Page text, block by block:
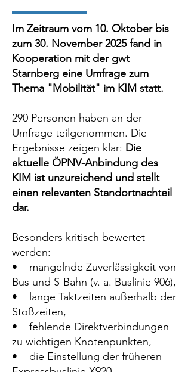
Im Zeitraum vom 10. Oktober bis
zum 30. November 2025 fand in
Kooperation mit der gwt
Starnberg eine Umfrage zum
Thema "Mobilität" im KIM statt.
290 Personen haben an der
Umfrage teilgenommen. Die
Ergebnisse zeigen klar: Die
aktuelle ÖPNV-Anbindung des
KIM ist unzureichend und stellt
einen relevanten Standortnachteil
dar.
Besonders kritisch bewertet
werden:
• mangelnde Zuverlässigkeit von
Bus und S-Bahn (v. a. Buslinie 906),
• lange Taktzeiten außerhalb der
Stoßzeiten,
• fehlende Direktverbindungen
zu wichtigen Knotenpunkten,
• die Einstellung der früheren